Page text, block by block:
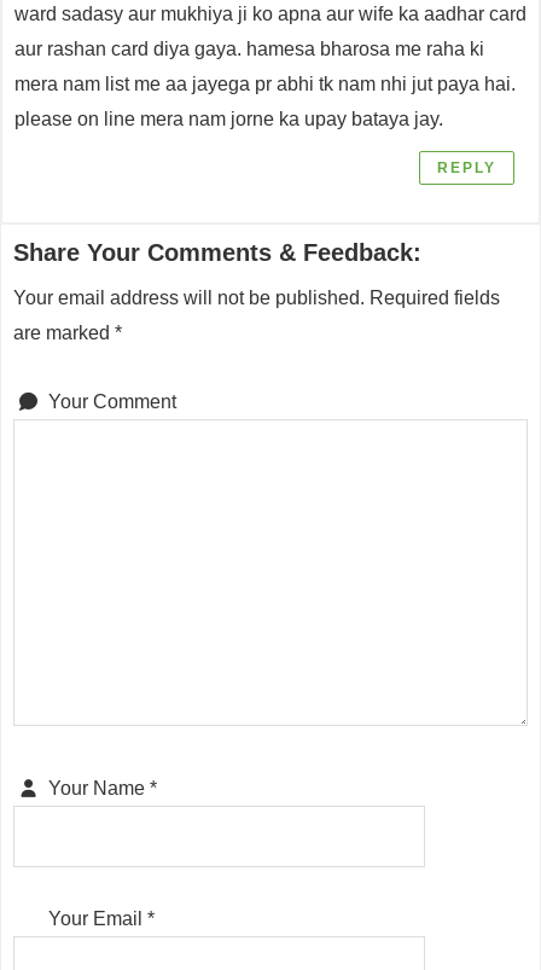
ward sadasy aur mukhiya ji ko apna aur wife ka aadhar card
aur rashan card diya gaya. hamesa bharosa me raha ki
mera nam list me aa jayega pr abhi tk nam nhi jut paya hai.
please on line mera nam jorne ka upay bataya jay.
REPLY
Share Your Comments & Feedback:
Your email address will not be published. Required fields
are marked *
Your Comment
Your Name *
Your Email *